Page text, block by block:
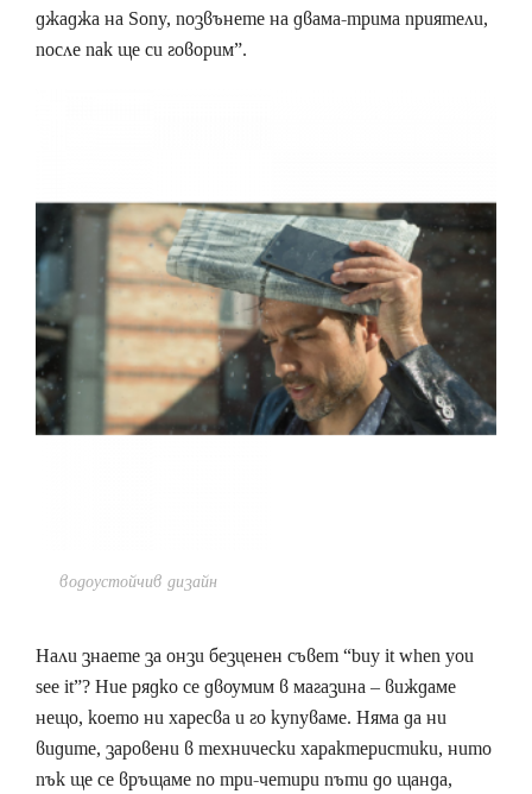
джаджа на Sony, позвънете на двама-трима приятели,
после пак ще си говорим”.
водоустойчив дизайн
Нали знаете за онзи безценен съвет “buy it when you
see it”? Ние рядко се двоумим в магазина – виждаме
нещо, което ни харесва и го купуваме. Няма да ни
видите, заровени в технически характеристики, нито
пък ще се връщаме по три-четири пъти до щанда,